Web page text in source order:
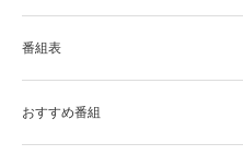
番組表
おすすめ番組